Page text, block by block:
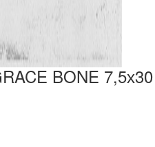
BONE 7,5х30